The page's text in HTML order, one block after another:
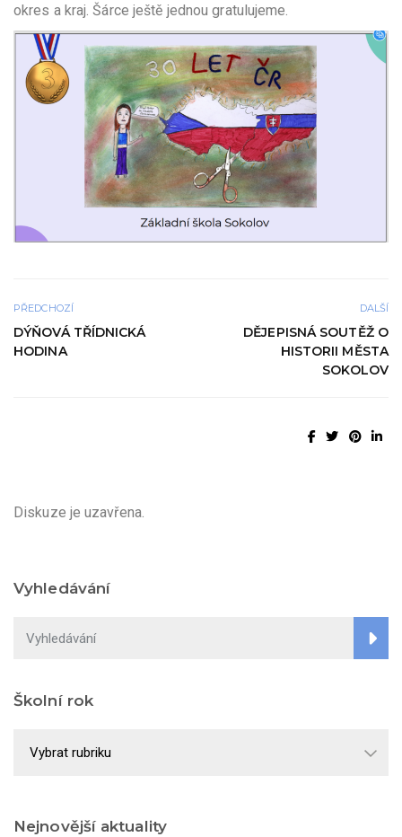
okres a kraj. Šárce ještě jednou gratulujeme.
PŘEDCHOZÍ
DÝŇOVÁ TŘÍDNICKÁ
HODINA
DALŠÍ
DĚJEPISNÁ SOUTĚŽ O
HISTORII MĚSTA
SOKOLOV
Diskuze je uzavřena.
Vyhledávání
Školní rok
Nejnovější aktuality